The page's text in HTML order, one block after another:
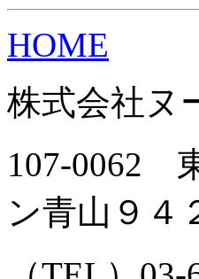
HOME
株式会社ヌ
107-0062
ン青山９４